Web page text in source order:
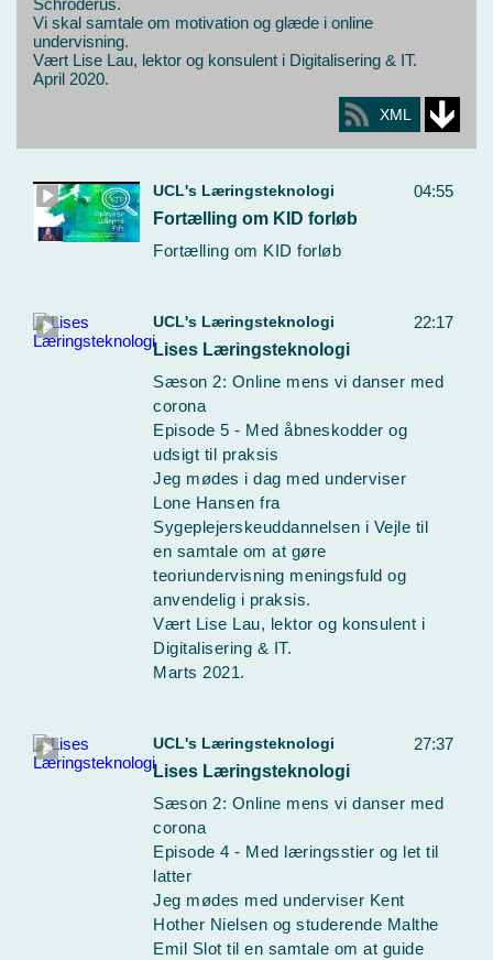
Schroderus.
Vi skal samtale om motivation og glæde i online
undervisning.
Vært Lise Lau, lektor og konsulent i Digitalisering & IT.
April 2020.
XML
04:55
UCL's Læringsteknologi
Fortælling om KID forløb
Fortælling om KID forløb
22:17
UCL's Læringsteknologi
Lises Læringsteknologi
Sæson 2: Online mens vi danser med
corona
Episode 5 - Med åbneskodder og
udsigt til praksis
Jeg mødes i dag med underviser
Lone Hansen fra
Sygeplejerskeuddannelsen i Vejle til
en samtale om at gøre
teoriundervisning meningsfuld og
anvendelig i praksis.
Vært Lise Lau, lektor og konsulent i
Digitalisering & IT.
Marts 2021.
27:37
UCL's Læringsteknologi
Lises Læringsteknologi
Sæson 2: Online mens vi danser med
corona
Episode 4 - Med læringsstier og let til
latter
Jeg mødes med underviser Kent
Hother Nielsen og studerende Malthe
Emil Slot til en samtale om at guide